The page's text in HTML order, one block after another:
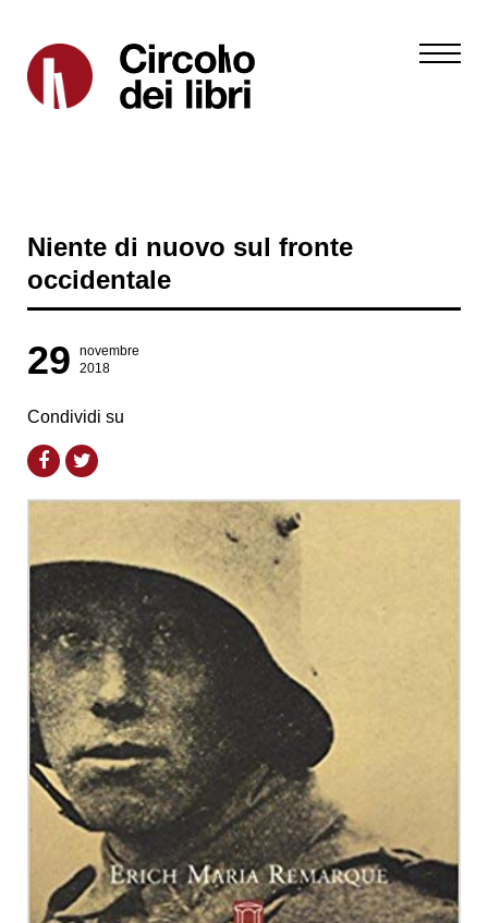
Niente di nuovo sul fronte
occidentale
29
novembre
2018
Condividi su